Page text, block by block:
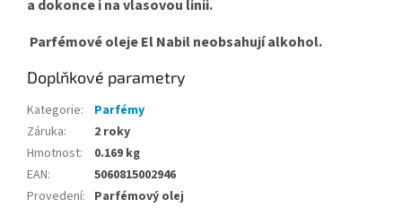
a dokonce i na vlasovou linii.
Parfémové oleje El Nabil neobsahují alkohol.
Doplňkové parametry
Kategorie:
Parfémy
Záruka:
2 roky
Hmotnost:
0.169 kg
EAN:
5060815002946
Provedení: Parfémový olej